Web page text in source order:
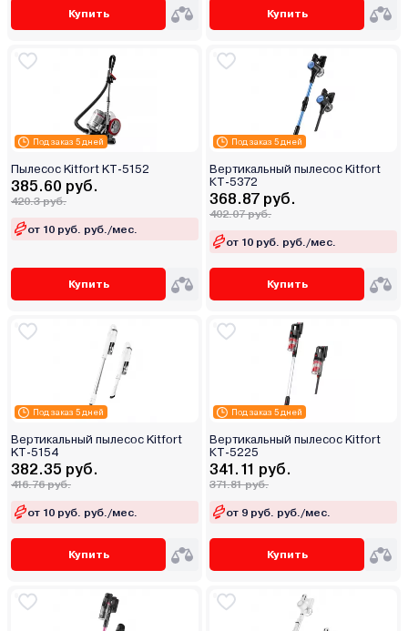
Купить Купить
Под заказ 5 дней
Пылесос Kitfort KT-5152
385.60 руб.
420.3 руб.
от 10 руб. руб./мес.
Купить
Под заказ 5 дней
Вертикальный пылесос Kitfort
КТ-5372
368.87 руб.
402.07 руб.
от 10 руб. руб./мес.
Купить
Под заказ 5 дней
Вертикальный пылесос Kitfort
KT-5154
382.35 руб.
416.76 руб.
от 10 руб. руб./мес.
Купить
Под заказ 5 дней
Вертикальный пылесос Kitfort
КТ-5225
341.11 руб.
371.81 руб.
от 9 руб. руб./мес.
Купить